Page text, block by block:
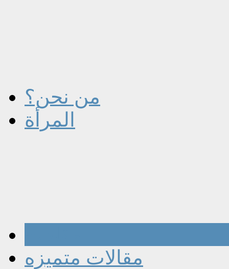
من نحن؟
المرأة
مقالات متميزه